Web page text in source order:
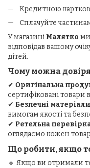
Кредитною
Сплачуйте
У магазині Малятко
відповідав вашому
дітей.
Чому можна
✔ Оригінальна
сертифіковані товари
✔ Безпечні матеріали
вимогам якості та
✔ Ретельна
оглядаємо кожен
Що робити, якщо
🔹 Якщо ви отримали